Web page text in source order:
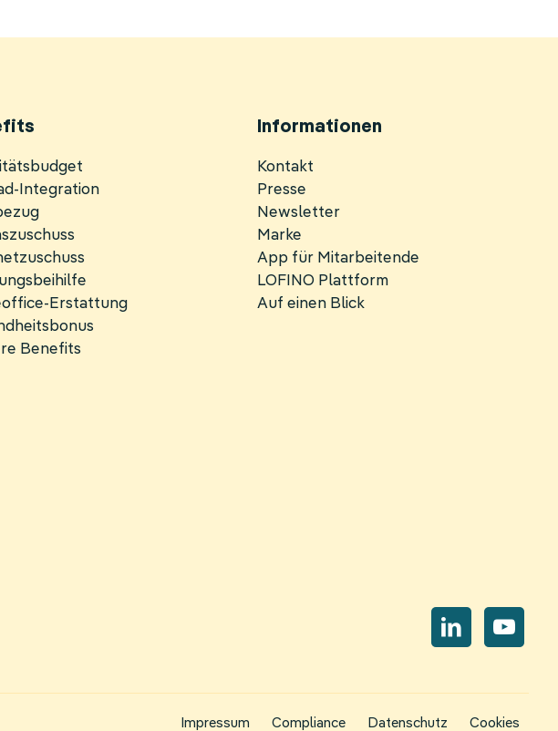
Integration
Erstattung
Benefits
Informationen
Navigation
überspringen
Kontakt
Presse
Newsletter
Marke
App für Mitarbeitende
LOFINO Plattform
Auf einen Blick
Impressum Compliance Datenschutz Cookies